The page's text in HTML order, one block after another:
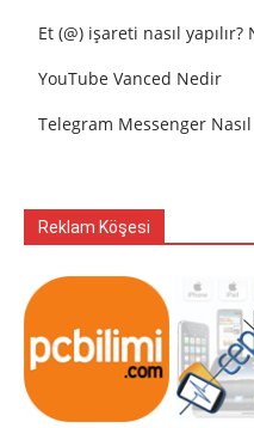
Et (@) işareti nasıl
YouTube Vanced Nedir
Telegram Messenger
Reklam Köşesi